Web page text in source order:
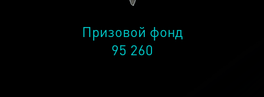
Призовой фонд
95 260